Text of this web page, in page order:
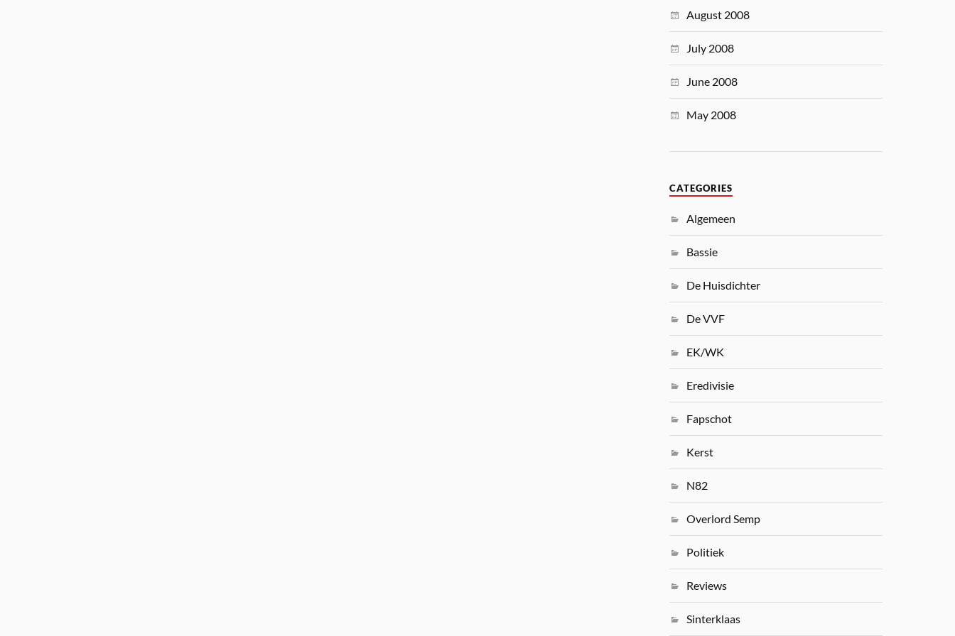
August 2008
July 2008
June 2008
May 2008
CATEGORIES
Algemeen
Bassie
De Huisdichter
De VVF
EK/WK
Eredivisie
Fapschot
Kerst
N82
Overlord Semp
Politiek
Reviews
Sinterklaas